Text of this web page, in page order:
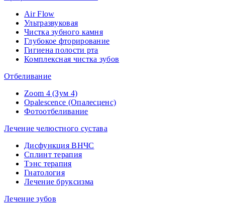
Air Flow
Ультразвуковая
Чистка зубного камня
Глубокое фторирование
Гигиена полости рта
Комплексная чистка зубов
Отбеливание
Zoom 4 (Зум 4)
Opalescence (Опалесценс)
Фотоотбеливание
Лечение челюстного сустава
Дисфункция ВНЧС
Сплинт терапия
Тэнс терапия
Гнатология
Лечение бруксизма
Лечение зубов